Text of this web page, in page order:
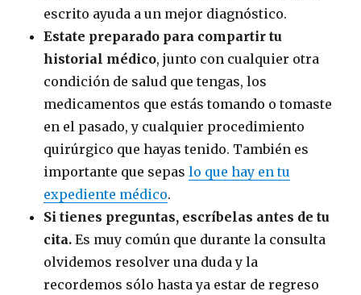
escrito ayuda a un mejor diagnóstico.
Estate preparado para compartir tu
historial médico, junto con cualquier otra
condición de salud que tengas, los
medicamentos que estás tomando o tomaste
en el pasado, y cualquier procedimiento
quirúrgico que hayas tenido. También es
importante que sepaslo que hay en tu
expediente médico.
Si tienes preguntas, escríbelas antes de tu
cita. Es muy común que durante la consulta
olvidemos resolver una duda y la
recordemos sólo hasta ya estar de regreso